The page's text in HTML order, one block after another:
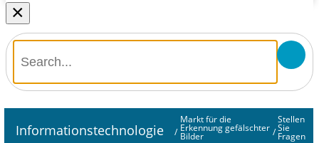
×
Informationstechnologie /
Markt für die
Erkennung gefälschter
Bilder /
Stellen
Sie
Fragen